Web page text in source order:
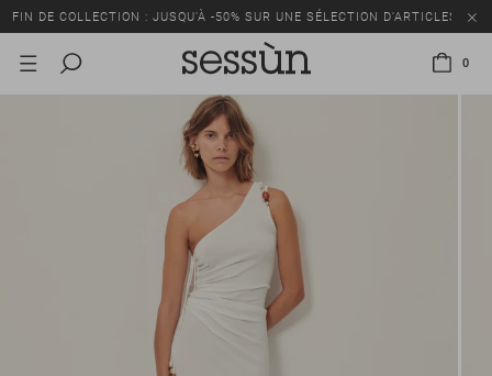
FIN DE COLLECTION : JUSQU’À -50% SUR UNE SÉLECTION D’ARTICLES
0